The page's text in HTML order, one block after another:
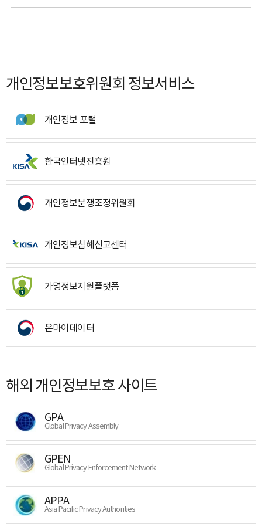
개인정보보호위원회 정보서비스
개인정보 포털
한국인터넷진흥원
개인정보분쟁조정위원회
개인정보침해신고센터
가명정보지원플랫폼
온마이데이터
해외 개인정보보호 사이트
GPA
Global Privacy Assembly
GPEN
Global Privacy Enforcement Network
APPA
Asia Pacific Privacy Authorities